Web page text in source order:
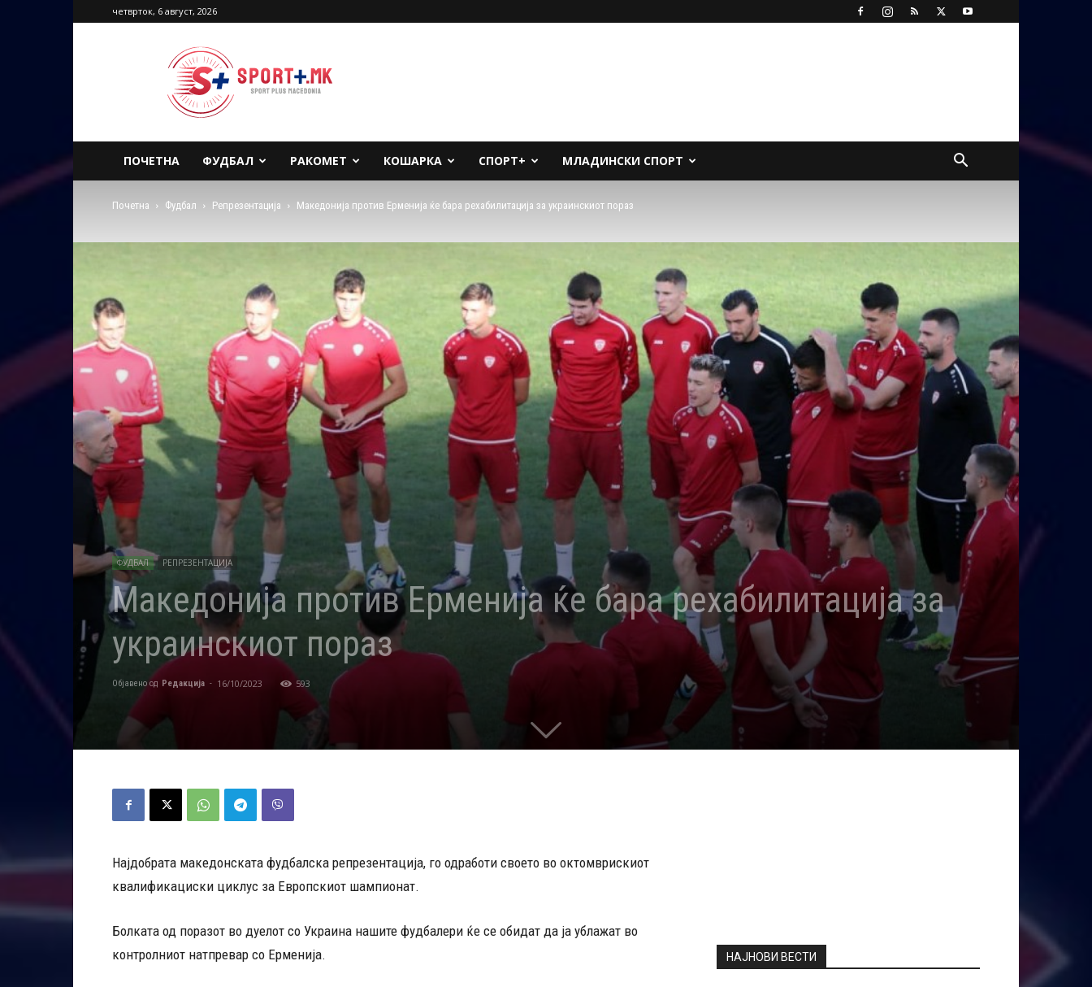
четврток, 6 август, 2026
Sport
Plus
Macedonia
ПОЧЕТНА ФУДБАЛ РАКОМЕТ КОШАРКА СПОРТ+ МЛАДИНСКИ СПОРТ
Почетна Фудбал Репрезентација Македонија против Ерменија ќе бара рехабилитација за украинскиот пораз
ФУДБАЛ РЕПРЕЗЕНТАЦИЈА
Македонија против Ерменија ќе бара рехабилитација за
украинскиот пораз
Објавено од Редакција - 16/10/2023 593
Најдобрата македонската фудбалска репрезентација, го одработи своето во октомврискиот
квалификациски циклус за Европскиот шампионат.
Болката од поразот во дуелот со Украина нашите фудбалери ќе се обидат да ја ублажат во
контролниот натпревар со Ерменија.
НАЈНОВИ ВЕСТИ